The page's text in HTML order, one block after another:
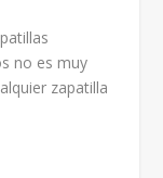
no es muy
zapatilla